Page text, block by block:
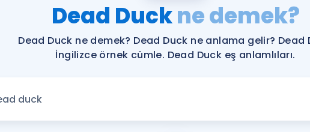
YDS ve YÖKDİL
YDS ve YÖKDİL'e
Tüm ÖSYM
Dead Duckne demek?
Dead Duck ne demek? Dead Duck ne anlama gelir? Dead
İngilizce örnek cümle. Dead Duck eş anlamlıları.